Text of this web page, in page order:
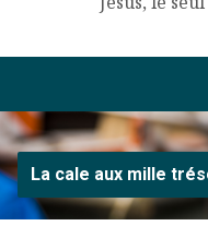
La cale aux mille